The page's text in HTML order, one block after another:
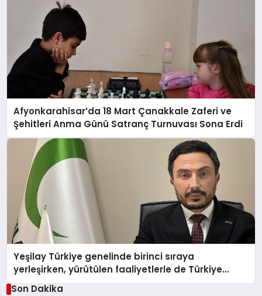
Afyonkarahisar’da 18 Mart Çanakkale Zaferi ve
Şehitleri Anma Günü Satranç Turnuvası Sona Erdi
Yeşilay Türkiye genelinde birinci sıraya
yerleşirken, yürütülen faaliyetlerle de Türkiye
üçüncüsü oldu.
Son Dakika